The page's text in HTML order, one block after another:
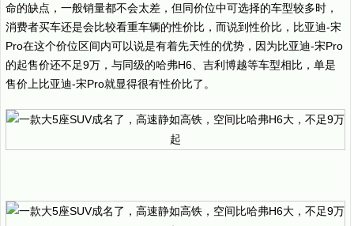
命的缺点，一般销量都不会太差，但同价位中可选择的车型较多时，
消费者买车还是会比较看重车辆的性价比，而说到性价比，比亚迪-宋
Pro在这个价位区间内可以说是有着先天性的优势，因为比亚迪-宋Pro
的起售价还不足9万，与同级的哈弗H6、吉利博越等车型相比，单是
售价上比亚迪-宋Pro就显得很有性价比了。